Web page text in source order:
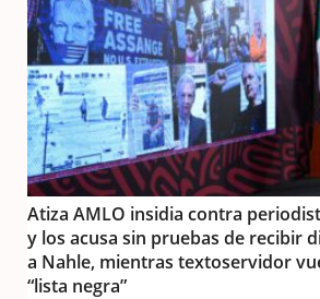
Atiza AMLO insidia contra
y los acusa sin pruebas de recibir
a Nahle, mientras textoservidor
“lista negra”